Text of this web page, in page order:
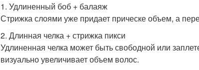
1. Удлиненный боб + балаяж
Стрижка слоями уже придает прическе объем, а
2. Длинная челка + стрижка пикси
Удлиненная челка может быть свободной или
визуально увеличивает объем волос.